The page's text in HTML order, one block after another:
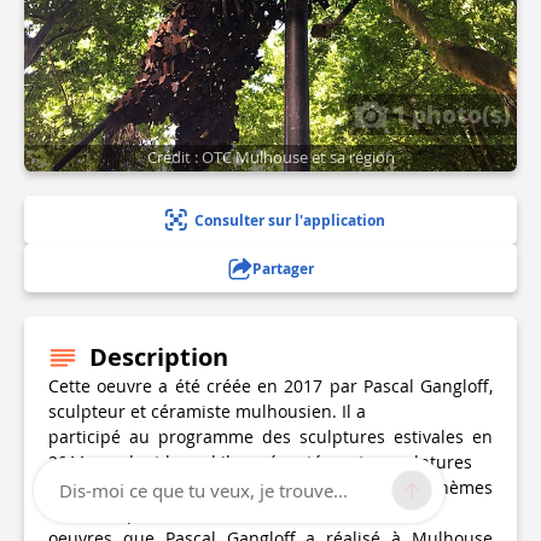
1 photo(s)
Crédit : OTC Mulhouse et sa région
Consulter sur l'application
Partager
Description
Cette oeuvre a été créée en 2017 par Pascal Gangloff,
sculpteur et céramiste mulhousien. Il a
participé au programme des sculptures estivales en
2011 pendant lequel il a présenté quatre sculptures
de personnages à tête d’animaux, figurant des thèmes
de la vie quotidienne. C’est une des dernières
Dis-moi ce que tu veux, je trouve...